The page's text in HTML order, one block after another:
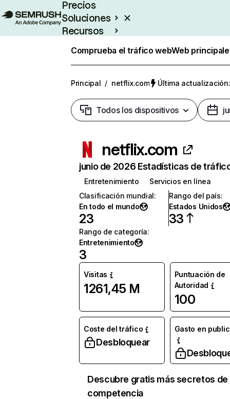
Precios
Soluciones
Recursos
Comprueba el tráfico webWeb
Principal / netflix.com Última
Todos los dispositivos
netflix.com
junio de 2026 Estadísticas de
Entretenimiento
Servicios en línea
Clasificación mundial:
En todo el mundo
23
Rango del país:
Estados Unidos
33
Rango de categoría:
Entretenimiento
3
Visitas
1261,45 M
Puntuación de
Autoridad
100
Coste del tráfico
Desbloquear
Gasto en
Descubre gratis más secretos de
competencia